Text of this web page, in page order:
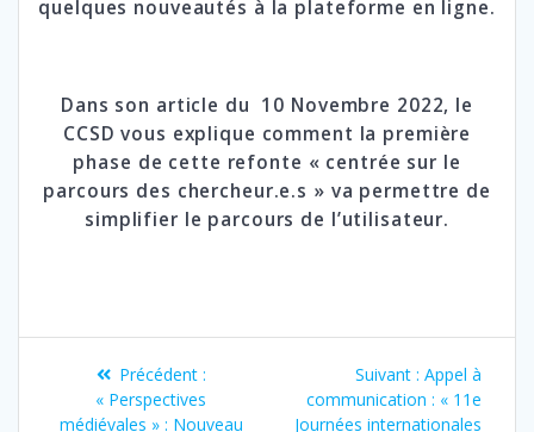
quelques nouveautés à la plateforme en ligne.
Dans son article du 10 Novembre 2022, le
CCSD vous explique comment la première
phase de cette refonte « centrée sur le
parcours des chercheur.e.s » va permettre de
simplifier le parcours de l’utilisateur.
Navigation
de
Précédent :
Article
précédent
« Perspectives
médiévales » : Nouveau
Suivant : Article
suivant
:
Appel à
communication : « 11e
Journées internationales